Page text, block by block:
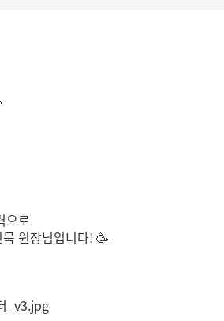
으로
묵 원장님입니다! 🥳